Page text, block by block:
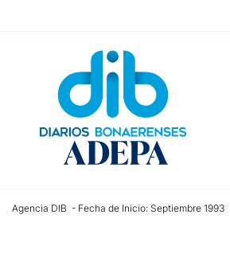
Agencia DIB - Fecha de Inicio: Septiembre 1993